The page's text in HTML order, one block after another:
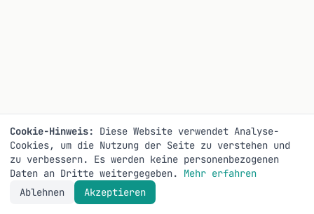
Cookie-Hinweis:
Diese Website verwendet Analyse-
Cookies, um die Nutzung der Seite zu verstehen und
zu verbessern. Es werden keine personenbezogenen
Daten an Dritte weitergegeben. Mehr erfahren
Ablehnen
Akzeptieren